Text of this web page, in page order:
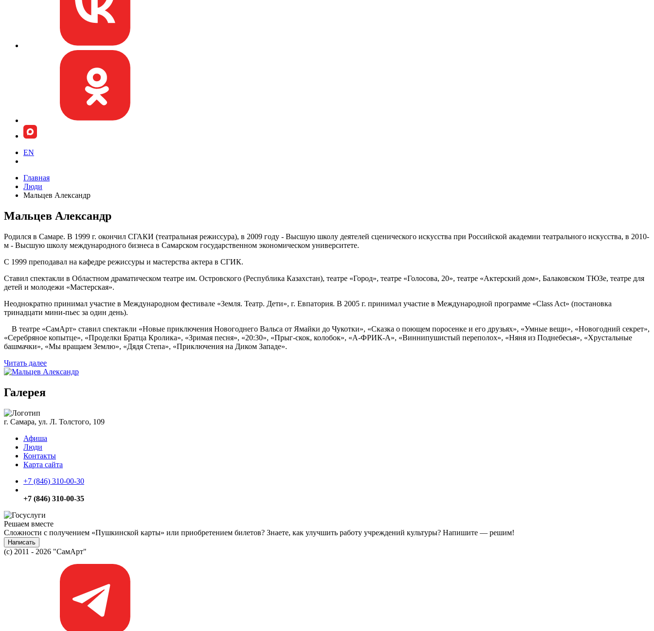
EN
Главная
Люди
Мальцев Александр
Мальцев Александр
Родился в Самаре. В 1999 г. окончил СГАКИ (театральная режиссура), в 2009 году - Высшую школу деятелей сценического искусства при Российской академии театрального искусства, в 2010-
м - Высшую школу международного бизнеса в Самарском государственном экономическом университете.
С 1999 преподавал на кафедре режиссуры и мастерства актера в СГИК.
Ставил спектакли в Областном драматическом театре им. Островского (Республика Казахстан), театре «Город», театре «Голосова, 20», театре «Актерский дом», Балаковском ТЮЗе, театре для
детей и молодежи «Мастерская».
Неоднократно принимал участие в Международном фестивале «Земля. Театр. Дети», г. Евпатория. В 2005 г. принимал участие в Международной программе «Class Act» (постановка
тринадцати мини-пьес за один день).
В театре «СамАрт» ставил спектакли «Новые приключения Новогоднего Вальса от Ямайки до Чукотки», «Сказка о поющем поросенке и его друзьях», «Умные вещи», «Новогодний секрет»,
«Серебряное копытце», «Проделки Братца Кролика», «Зримая песня», «20:30», «Прыг-скок, колобок», «А-ФРИК-А», «Виннипушистый переполох», «Няня из Поднебесья», «Хрустальные
башмачки», «Мы вращаем Землю», «Дядя Степа», «Приключения на Диком Западе».
Читать далее
Галерея
г. Самара, ул. Л. Толстого, 109
Афиша
Люди
Контакты
Карта сайта
+7 (846) 310-00-30
+7 (846) 310-00-35
Решаем вместе
Сложности с получением «Пушкинской карты» или приобретением билетов? Знаете, как улучшить работу учреждений культуры? Напишите — решим!
Написать
(c) 2011 - 2026 "СамАрт"